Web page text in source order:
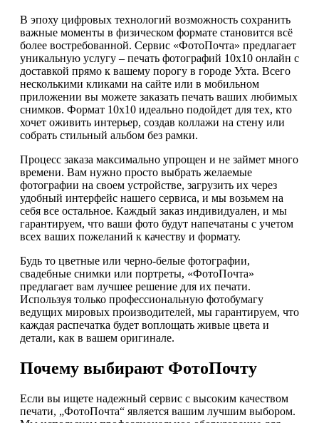
В эпоху цифровых технологий возможность сохранить
важные моменты в физическом формате становится всё
более востребованной. Сервис «ФотоПочта» предлагает
уникальную услугу – печать фотографий 10х10 онлайн с
доставкой прямо к вашему порогу в городе Ухта. Всего
несколькими кликами на сайте или в мобильном
приложении вы можете заказать печать ваших любимых
снимков. Формат 10х10 идеально подойдет для тех, кто
хочет оживить интерьер, создав коллажи на стену или
собрать стильный альбом без рамки.
Процесс заказа максимально упрощен и не займет много
времени. Вам нужно просто выбрать желаемые
фотографии на своем устройстве, загрузить их через
удобный интерфейс нашего сервиса, и мы возьмем на
себя все остальное. Каждый заказ индивидуален, и мы
гарантируем, что ваши фото будут напечатаны с учетом
всех ваших пожеланий к качеству и формату.
Будь то цветные или черно-белые фотографии,
свадебные снимки или портреты, «ФотоПочта»
предлагает вам лучшее решение для их печати.
Используя только профессиональную фотобумагу
ведущих мировых производителей, мы гарантируем, что
каждая распечатка будет воплощать живые цвета и
детали, как в вашем оригинале.
Почему выбирают ФотоПочту
Если вы ищете надежный сервис с высоким качеством
печати, „ФотоПочта“ является вашим лучшим выбором.